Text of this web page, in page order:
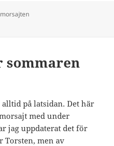
och förolämpningar
sommaren
på latsidan. Det här
med under
jag uppdaterat det för
Torsten, men av